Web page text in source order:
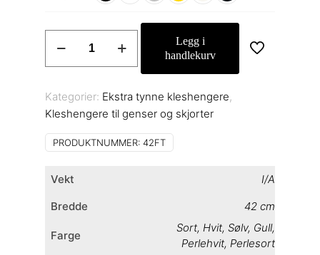
genser
42FT
Legg i
handlekurv
Kategorier: Ekstra tynne kleshengere,
Kleshengere til genser og skjorter
PRODUKTNUMMER: 42FT
Vekt
I/A
Bredde
42 cm
Farge
Sort, Hvit, Sølv, Gull,
Perlehvit, Perlesort